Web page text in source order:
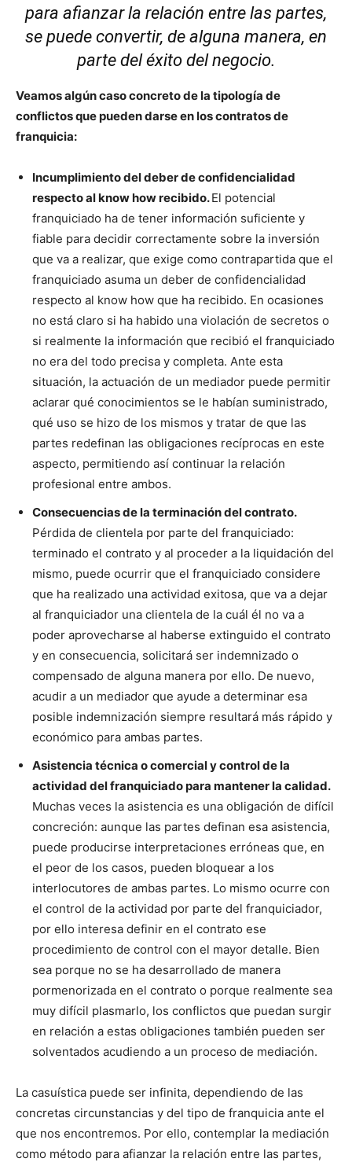
para afianzar la relación entre las partes,
se puede convertir, de alguna manera, en
parte del éxito del negocio.
Veamos algún caso concreto de la tipología de
conflictos que pueden darse en los contratos de
franquicia:
Incumplimiento del deber de confidencialidad
respecto al know how recibido.El potencial
franquiciado ha de tener información suficiente y
fiable para decidir correctamente sobre la inversión
que va a realizar, que exige como contrapartida que el
franquiciado asuma un deber de confidencialidad
respecto al know how que ha recibido. En ocasiones
no está claro si ha habido una violación de secretos o
si realmente la información que recibió el franquiciado
no era del todo precisa y completa. Ante esta
situación, la actuación de un mediador puede permitir
aclarar qué conocimientos se le habían suministrado,
qué uso se hizo de los mismos y tratar de que las
partes redefinan las obligaciones recíprocas en este
aspecto, permitiendo así continuar la relación
profesional entre ambos.
Consecuencias de la terminación del contrato.
Pérdida de clientela por parte del franquiciado:
terminado el contrato y al proceder a la liquidación del
mismo, puede ocurrir que el franquiciado considere
que ha realizado una actividad exitosa, que va a dejar
al franquiciador una clientela de la cuál él no va a
poder aprovecharse al haberse extinguido el contrato
y en consecuencia, solicitará ser indemnizado o
compensado de alguna manera por ello. De nuevo,
acudir a un mediador que ayude a determinar esa
posible indemnización siempre resultará más rápido y
económico para ambas partes.
Asistencia técnica o comercial y control de la
actividad del franquiciado para mantener la calidad.
Muchas veces la asistencia es una obligación de difícil
concreción: aunque las partes definan esa asistencia,
puede producirse interpretaciones erróneas que, en
el peor de los casos, pueden bloquear a los
interlocutores de ambas partes. Lo mismo ocurre con
el control de la actividad por parte del franquiciador,
por ello interesa definir en el contrato ese
procedimiento de control con el mayor detalle. Bien
sea porque no se ha desarrollado de manera
pormenorizada en el contrato o porque realmente sea
muy difícil plasmarlo, los conflictos que puedan surgir
en relación a estas obligaciones también pueden ser
solventados acudiendo a un proceso de mediación.
La casuística puede ser infinita, dependiendo de las
concretas circunstancias y del tipo de franquicia ante el
que nos encontremos. Por ello, contemplar la mediación
como método para afianzar la relación entre las partes,